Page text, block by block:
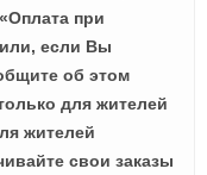
при
если Вы
об этом
для жителей
жителей
свои заказы